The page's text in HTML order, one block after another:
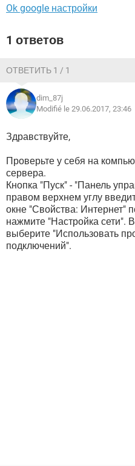
Ok google настройки
1 ответов
ОТВЕТИТЬ 1 / 1
dim_87j
Modifié le 29.06.2017, 23:46
Здравствуйте,
Проверьте у себя на
сервера.
Кнопка "Пуск" - "Панель
правом верхнем углу
окне "Свойства: Интернет"
нажмите "Настройка сети".
выберите "Использовать
подключений".